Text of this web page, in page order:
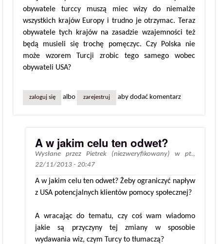
obywatele turccy muszą miec wizy do niemalże
wszystkich krajów Europy i trudno je otrzymac. Teraz
obywatele tych krajów na zasadzie wzajemności też
będą musieli się trochę pomęczyc. Czy Polska nie
może wzorem Turcji zrobic tego samego wobec
obywateli USA?
zaloguj się albo zarejestruj aby dodać komentarz
A w jakim celu ten odwet?
Wysłane przez Pietrek (niezweryfikowany) w pt.,
22/11/2013 - 20:47
A w jakim celu ten odwet? Żeby ograniczyć napływ
z USA potencjalnych klientów pomocy społecznej?
A wracając do tematu, czy coś wam wiadomo
jakie są przyczyny tej zmiany w sposobie
wydawania wiz, czym Turcy to tłumaczą?